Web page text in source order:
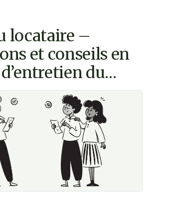
locataire –
et conseils en
du